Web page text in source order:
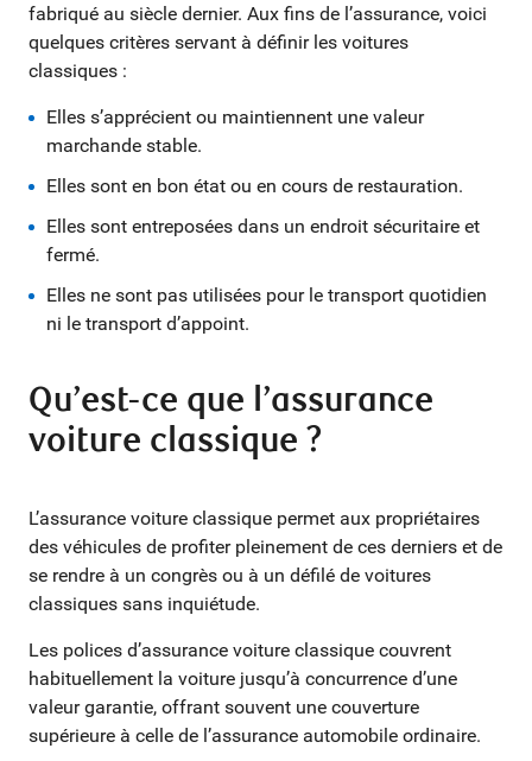
fabriqué au siècle dernier. Aux fins de l’assurance, voici
quelques critères servant à définir les voitures
classiques :
Elles s’apprécient ou maintiennent une valeur
marchande stable.
Elles sont en bon état ou en cours de restauration.
Elles sont entreposées dans un endroit sécuritaire et
fermé.
Elles ne sont pas utilisées pour le transport quotidien
ni le transport d’appoint.
Qu’est-ce que l’assurance
voiture classique ?
L’assurance voiture classique permet aux propriétaires
des véhicules de profiter pleinement de ces derniers et de
se rendre à un congrès ou à un défilé de voitures
classiques sans inquiétude.
Les polices d’assurance voiture classique couvrent
habituellement la voiture jusqu’à concurrence d’une
valeur garantie, offrant souvent une couverture
supérieure à celle de l’assurance automobile ordinaire.